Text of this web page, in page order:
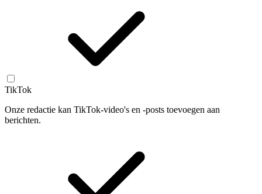
TikTok
Onze redactie kan TikTok-video's en -posts toevoegen aan
berichten.